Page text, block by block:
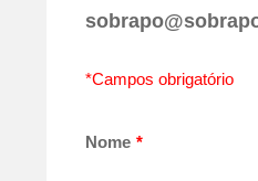
*Campos obrigatório
Nome *